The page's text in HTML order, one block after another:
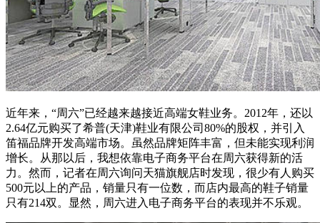
近年来，“周六”已经越来越接近高端女鞋业务。2012年，还以
2.64亿元购买了希普(天津)鞋业有限公司80%的股权，并引入
笛福品牌开发高端市场。虽然品牌矩阵丰富，但未能实现利润
增长。从那以后，我想依靠电子商务平台在周六获得新的活
力。然而，记者在周六询问天猫旗舰店时发现，很少有人购买
500元以上的产品，销量只有一位数，而店内最高的鞋子销量
只有214双。显然，周六进入电子商务平台的表现并不乐观。